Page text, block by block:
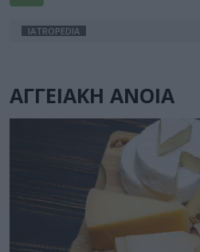
IATROPEDIA
ΑΓΓΕΙΑΚΗ ΑΝΟΙΑ